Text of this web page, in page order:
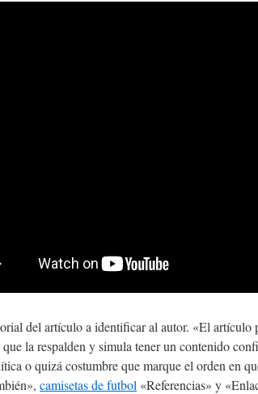
del artículo a identificar al autor. «El artículo
que la respalden y simula tener un contenido
o quizá costumbre que marque el orden en
camisetas de futbol «Referencias» y